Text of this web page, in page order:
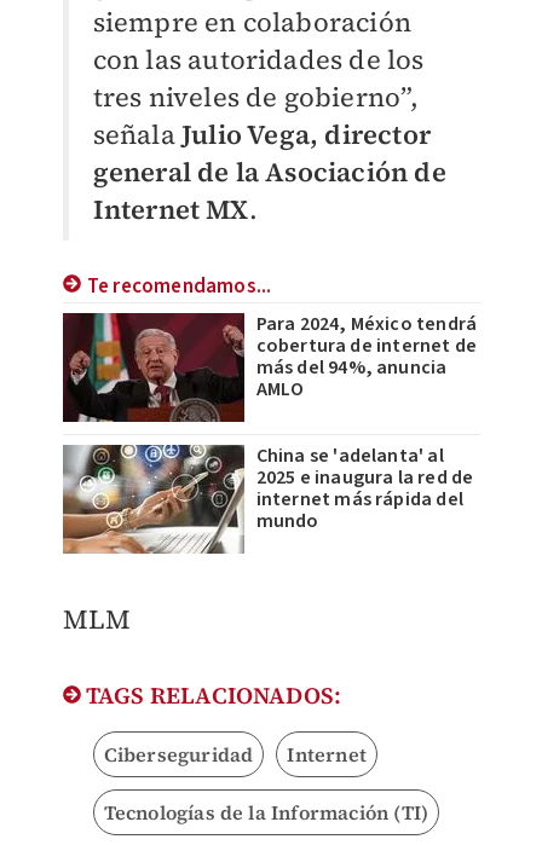
siempre en colaboración
con las autoridades de los
tres niveles de gobierno”,
señalaJulio Vega, director
general de la Asociación de
Internet MX.
Te recomendamos...
Para 2024, México tendrá
cobertura de internet de
más del 94%, anuncia
AMLO
China se 'adelanta' al
2025 e inaugura la red de
internet más rápida del
mundo
MLM
TAGS RELACIONADOS:
Ciberseguridad Internet
Tecnologías de la Información (TI)